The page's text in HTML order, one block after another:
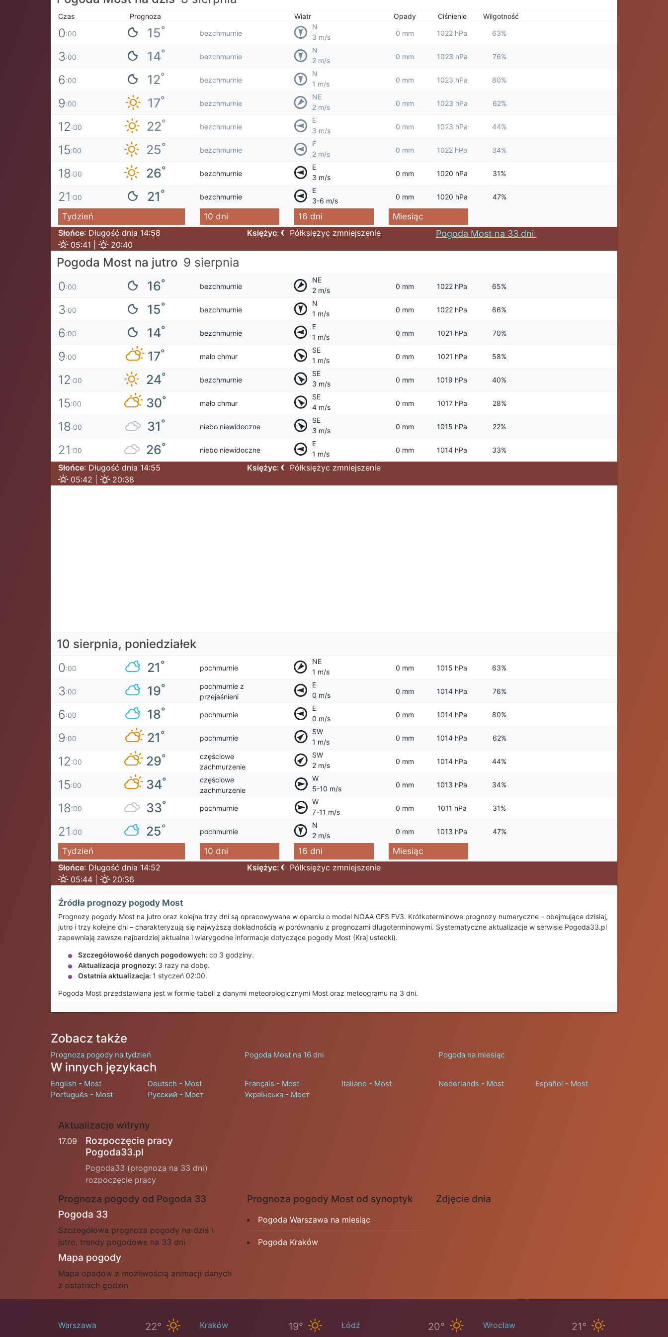
Czas Prognoza Wiatr Opady Ciśnienie Wilgotność
0:00 15° bezchmurnie
N
3 m/s
0 mm 1022 hPa 63%
3:00 14° bezchmurnie
N
2 m/s
0 mm 1023 hPa 76%
6:00 12° bezchmurnie
N
1 m/s
0 mm 1023 hPa 80%
9:00 17° bezchmurnie
NE
2 m/s
0 mm 1023 hPa 62%
12:00 22° bezchmurnie
E
3 m/s
0 mm 1023 hPa 44%
15:00 25° bezchmurnie
E
2 m/s
0 mm 1022 hPa 34%
18:00 26° bezchmurnie
E
3 m/s
0 mm 1020 hPa 31%
21 :00 21° bezchmurnie
E
3-6 m/s
0 mm 1020 hPa 47%
Tydzień 10 dni 16 dni
Miesiąc
Słońce: Długość dnia 14:58
05:41 |
20:40
Księżyc: Półksiężyc zmniejszenie Pogoda Most na 33 dni
Pogoda Most na jutro 9 sierpnia
0:00 16° bezchmurnie
NE
2 m/s
0 mm 1022 hPa 65%
3:00 15° bezchmurnie
N
1 m/s
0 mm 1022 hPa 66%
6:00 14° bezchmurnie
E
1 m/s
0 mm 1021 hPa 70%
9:00 17° mało chmur
SE
1 m/s
0 mm 1021 hPa 58%
12:00 24° bezchmurnie
SE
3 m/s
0 mm 1019 hPa 40%
15:00 30° mało chmur
SE
4 m/s
0 mm 1017 hPa 28%
18:00 31° niebo niewidoczne
SE
3 m/s
0 mm 1015 hPa 22%
21 :00 26° niebo niewidoczne
E
1 m/s
0 mm 1014 hPa 33%
Słońce: Długość dnia 14:55
05:42 |
20:38
Księżyc: Półksiężyc zmniejszenie
10 sierpnia, poniedziałek
0:00 21° pochmurnie
NE
1 m/s
0 mm 1015 hPa 63%
3:00 19°
pochmurnie z
przejaśnieni
E
0 m/s
0 mm 1014 hPa 76%
6:00 18° pochmurnie
E
0 m/s
0 mm 1014 hPa 80%
9:00 21° pochmurnie
SW
1 m/s
0 mm 1014 hPa 62%
12:00 29°
częściowe
zachmurzenie
SW
2 m/s
0 mm 1014 hPa 44%
15:00 34°
częściowe
zachmurzenie
W
5-10 m/s
0 mm 1013 hPa 34%
18:00 33° pochmurnie
W
7-11 m/s
0 mm 1011 hPa 31%
21 :00 25° pochmurnie
N
2 m/s
0 mm 1013 hPa 47%
Tydzień 10 dni 16 dni
Miesiąc
Słońce: Długość dnia 14:52
05:44 |
20:36
Księżyc: Półksiężyc zmniejszenie
Źródła prognozy pogody Most
Prognozy pogody Most na jutro oraz kolejne trzy dni są opracowywane w oparciu o model NOAA GFS FV3. Krótkoterminowe prognozy numeryczne – obejmujące dzisiaj,
jutro i trzy kolejne dni – charakteryzują się najwyższą dokładnością w porównaniu z prognozami długoterminowymi. Systematyczne aktualizacje w serwisie Pogoda33.pl
zapewniają zawsze najbardziej aktualne i wiarygodne informacje dotyczące pogody Most (Kraj ustecki).
Szczegółowość danych pogodowych: co 3 godziny.
Aktualizacja prognozy: 3 razy na dobę.
Ostatnia aktualizacja: 1 styczeń 02:00.
Pogoda Most przedstawiana jest w formie tabeli z danymi meteorologicznymi Most oraz meteogramu na 3 dni.
Zobacz także
Prognoza pogody na tydzień Pogoda Most na 16 dni Pogoda na miesiąc
W innych językach
English - Most Deutsch - Most Français - Most Italiano - Most Nederlands - Most
Español - Most
Português - Most
Русский - Мост Українська - Мост
Aktualizacje witryny
17.09
Rozpoczęcie pracy
Pogoda33.pl
Pogoda33 (prognoza na 33 dni)
rozpoczęcie pracy
Prognoza pogody od Pogoda 33
Pogoda 33
Szczegółowa prognoza pogody na dziś i
jutro, trendy pogodowe na 33 dni
Mapa pogody
Mapa opadów z możliwością animacji danych
z ostatnich godzin
Prognoza pogody Most od synoptyk
Pogoda Warszawa na miesiąc
Pogoda Kraków
Zdjęcie dnia
Warszawa 22° Kraków 19° Łódź 20° Wrocław 21°